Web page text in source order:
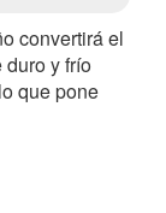
convertirá el
duro y frío
que pone